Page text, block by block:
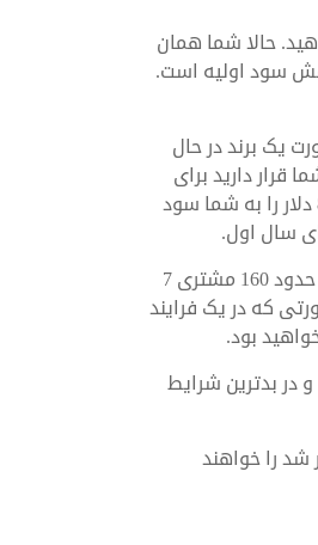
می دهید. حالا شما همان
زمان کاهش سود اولیه است.
یک برند در حال
دارید برای
مثال بعد از یک سال در بدترین شرایط مشتریان شما دو برابر یا 20 نفر و هر کدام همان 8 دلار را به شما سود
و حالا همین روند را برای 5 سال در نظر بگیرید: روند رشد 2 برابری مشتریان پس از 5 سال حدود 160 مشتری 7
1100 دلار خواهید بود در صورتی که در یک فرایند
بدترین شرایط
شد را خواهند